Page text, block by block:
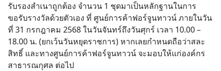
รับรองสำเนาถูกต้อง จำนวน 1 ชุดมาเป็นหลักฐานในการ
ขอรับรางวัลด้วยตัวเอง ที่ ศูนย์การค้าฟอร์จูนทาวน์ ภายในวัน
ที่ 31 กรกฎาคม 2568 ในวันจันทร์ถึงวันศุกร์ เวลา 10.00 –
18.00 น. (ยกเว้นวันหยุดราชการ) หากเลยกำหนดถือว่าสละ
สิทธิ์ และทางศูนย์การค้าฟอร์จูนทาวน์ จะมอบให้แก่องค์กร
สาธารณกุศล ต่อไป